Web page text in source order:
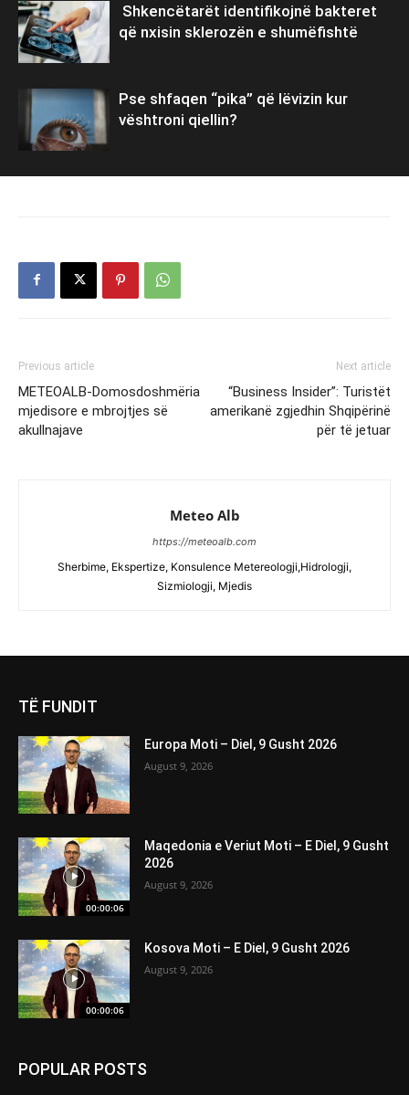
Shkencëtarët identifikojnë bakteret
që nxisin sklerozën e shumëfishtë
Pse shfaqen “pika” që lëvizin kur
vështroni qiellin?
Previous article
METEOALB-Domosdoshmëria
mjedisore e mbrojtjes së
akullnajave
Next article
“Business Insider”: Turistët
amerikanë zgjedhin Shqipërinë
për të jetuar
Meteo Alb
https://meteoalb.com
Sherbime, Ekspertize, Konsulence Metereologji,Hidrologji,
Sizmiologji, Mjedis
TË FUNDIT
Europa Moti – Diel, 9 Gusht 2026
August 9, 2026
00:00:06
Maqedonia e Veriut Moti – E Diel, 9 Gusht
2026
August 9, 2026
00:00:06
Kosova Moti – E Diel, 9 Gusht 2026
August 9, 2026
POPULAR POSTS